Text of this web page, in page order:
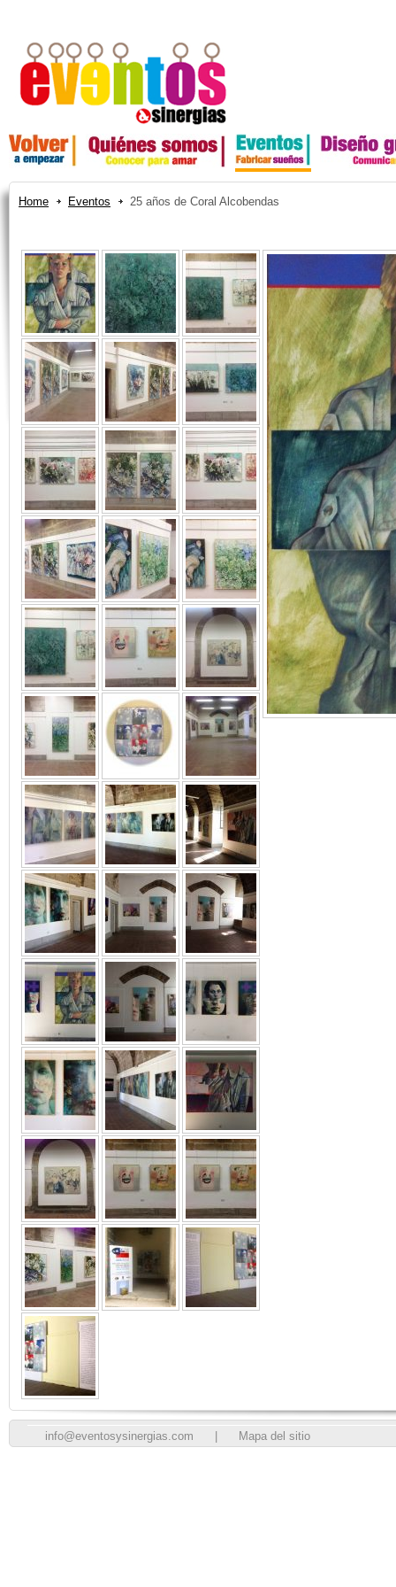
Home Eventos 25 años de Coral Alcobendas
info@eventosysinergias.com Mapa del sitio